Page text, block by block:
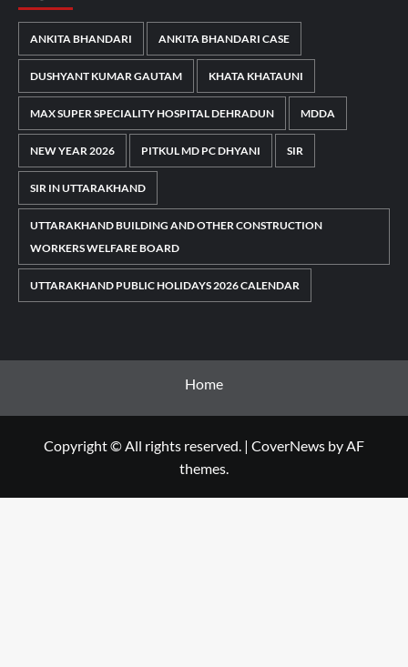
ANKITA BHANDARI ANKITA BHANDARI CASE
DUSHYANT KUMAR GAUTAM KHATA KHATAUNI
MAX SUPER SPECIALITY HOSPITAL DEHRADUN MDDA
NEW YEAR 2026 PITKUL MD PC DHYANI SIR
SIR IN UTTARAKHAND
UTTARAKHAND BUILDING AND OTHER CONSTRUCTION
WORKERS WELFARE BOARD
UTTARAKHAND PUBLIC HOLIDAYS 2026 CALENDAR
Home
Copyright © All rights reserved. | CoverNews by AF
themes.